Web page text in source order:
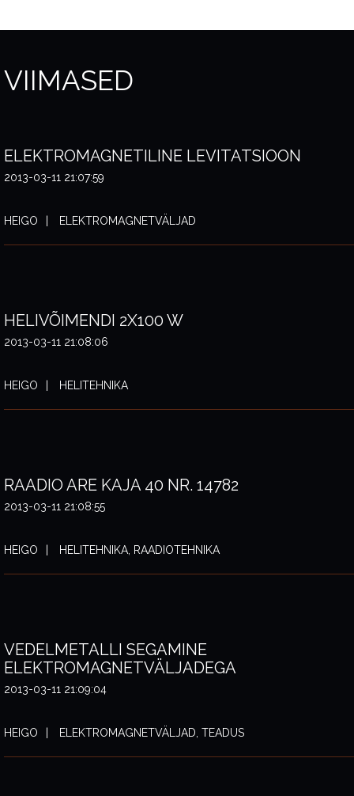
VIIMASED
ELEKTROMAGNETILINE LEVITATSIOON
2013-03-11 21:07:59
HEIGO ELEKTROMAGNETVÄLJAD
HELIVÕIMENDI 2X100 W
2013-03-11 21:08:06
HEIGO HELITEHNIKA
RAADIO ARE KAJA 40 NR. 14782
2013-03-11 21:08:55
HEIGO HELITEHNIKA, RAADIOTEHNIKA
VEDELMETALLI SEGAMINE
ELEKTROMAGNETVÄLJADEGA
2013-03-11 21:09:04
HEIGO ELEKTROMAGNETVÄLJAD, TEADUS